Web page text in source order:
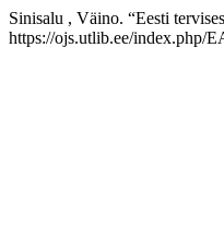
Sinisalu , Väino. “Eesti
https://ojs.utlib.ee/index.php/